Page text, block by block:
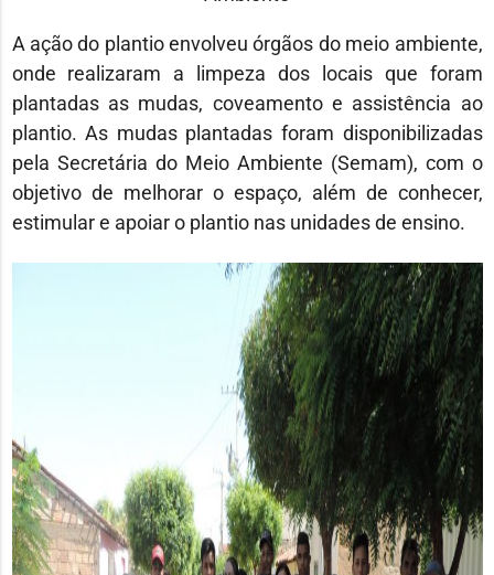
A ação do plantio envolveu órgãos do meio ambiente,
onde realizaram a limpeza dos locais que foram
plantadas as mudas, coveamento e assistência ao
plantio. As mudas plantadas foram disponibilizadas
pela Secretária do Meio Ambiente (Semam), com o
objetivo de melhorar o espaço, além de conhecer,
estimular e apoiar o plantio nas unidades de ensino.